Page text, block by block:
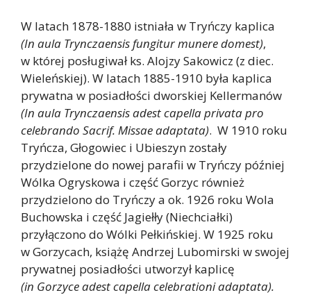
W latach 1878-1880 istniała w Tryńczy kaplica
(In aula Trynczaensis fungitur munere domest),
w której posługiwał ks. Alojzy Sakowicz (z diec.
Wieleńskiej). W latach 1885-1910 była kaplica
prywatna w posiadłości dworskiej Kellermanów
(In aula Trynczaensis adest capella privata pro
celebrando Sacrif. Missae adaptata). W 1910 roku
Tryńcza, Głogowiec i Ubieszyn zostały
przydzielone do nowej parafii w Tryńczy później
Wólka Ogryskowa i część Gorzyc również
przydzielono do Tryńczy a ok. 1926 roku Wola
Buchowska i część Jagiełły (Niechciałki)
przyłączono do Wólki Pełkińskiej. W 1925 roku
w Gorzycach, książę Andrzej Lubomirski w swojej
prywatnej posiadłości utworzył kaplicę
(in Gorzyce adest capella celebrationi adaptata).